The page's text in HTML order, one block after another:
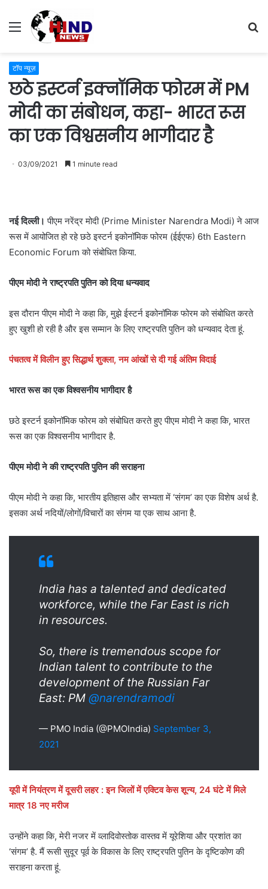
Menu
टॉप न्यूज़
छठे इस्टर्न इक्नॉमिक फोरम में PM
मोदी का संबोधन, कहा- भारत रूस
का एक विश्वसनीय भागीदार है
03/09/2021 1 minute read
नई दिल्ली। पीएम नरेंद्र मोदी (Prime Minister Narendra Modi) ने आज
रूस में आयोजित हो रहे छठे इस्टर्न इकोनॉमिक फोरम (ईईएफ) 6th Eastern
Economic Forum को संबोधित किया.
पीएम मोदी ने राष्ट्रपति पुतिन को दिया धन्यवाद
इस दौरान पीएम मोदी ने कहा कि, मुझे ईस्टर्न इकोनॉमिक फोरम को संबोधित करते
हुए खुशी हो रही है और इस सम्मान के लिए राष्ट्रपति पुतिन को धन्यवाद देता हूं.
पंचतत्व में विलीन हुए सिद्धार्थ शुक्ला, नम आंखों से दी गई अंतिम विदाई
भारत रूस का एक विश्वसनीय भागीदार है
छठे इस्टर्न इकोनॉमिक फोरम को संबोधित करते हुए पीएम मोदी ने कहा कि, भारत
रूस का एक विश्वसनीय भागीदार है.
पीएम मोदी ने की राष्ट्रपति पुतिन की सराहना
पीएम मोदी ने कहा कि, भारतीय इतिहास और सभ्यता में ‘संगम’ का एक विशेष अर्थ है.
इसका अर्थ नदियों/लोगों/विचारों का संगम या एक साथ आना है.
India has a talented and dedicated
workforce, while the Far East is rich
in resources.
So, there is tremendous scope for
Indian talent to contribute to the
development of the Russian Far
East: PM @narendramodi
— PMO India (@PMOIndia) September 3,
2021
यूपी में नियंंत्रण में दूसरी लहर : इन जिलों में एक्टिव केस शून्य, 24 घंटे में मिले
मात्र 18 नए मरीज
उन्होंने कहा कि, मेरी नजर में व्लादिवोस्तोक वास्तव में यूरेशिया और प्रशांत का
‘संगम’ है. मैं रूसी सुदूर पूर्व के विकास के लिए राष्ट्रपति पुतिन के दृष्टिकोण की
सराहना करता हूं.